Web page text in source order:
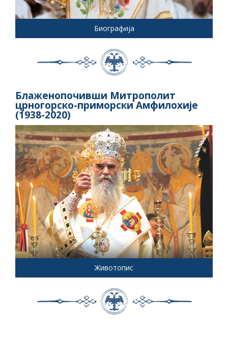
Биографија
Блаженопочивши Митрополит
црногорско-приморски Амфилохије
(1938-2020)
Животопис